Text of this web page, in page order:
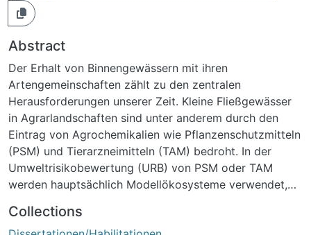
Abstract
Der Erhalt von Binnengewässern mit ihren
Artengemeinschaften zählt zu den zentralen
Herausforderungen unserer Zeit. Kleine Fließgewässer
in Agrarlandschaften sind unter anderem durch den
Eintrag von Agrochemikalien wie Pflanzenschutzmitteln
(PSM) und Tierarzneimitteln (TAM) bedroht. In der
Umweltrisikobewertung (URB) von PSM oder TAM
werden hauptsächlich Modellökosysteme verwendet,
sich jedoch in ihrer Ökologie fundamental von
Collections